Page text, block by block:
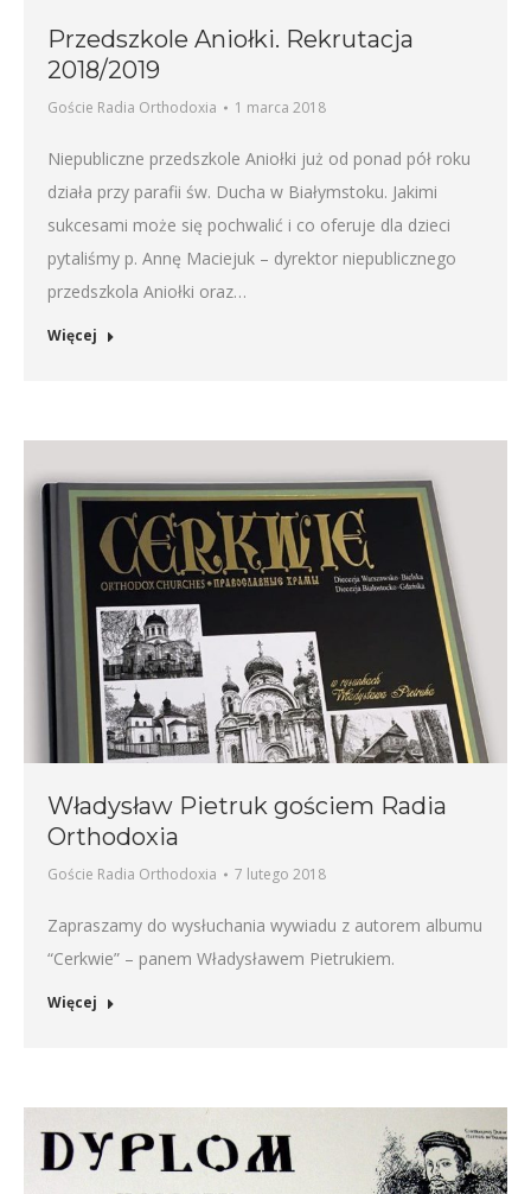
Przedszkole Aniołki. Rekrutacja
2018/2019
Goście Radia Orthodoxia 1 marca 2018
Niepubliczne przedszkole Aniołki już od ponad pół roku
działa przy parafii św. Ducha w Białymstoku. Jakimi
sukcesami może się pochwalić i co oferuje dla dzieci
pytaliśmy p. Annę Maciejuk – dyrektor niepublicznego
przedszkola Aniołki oraz…
Więcej
Władysław Pietruk gościem Radia
Orthodoxia
Goście Radia Orthodoxia 7 lutego 2018
Zapraszamy do wysłuchania wywiadu z autorem albumu
“Cerkwie” – panem Władysławem Pietrukiem.
Więcej